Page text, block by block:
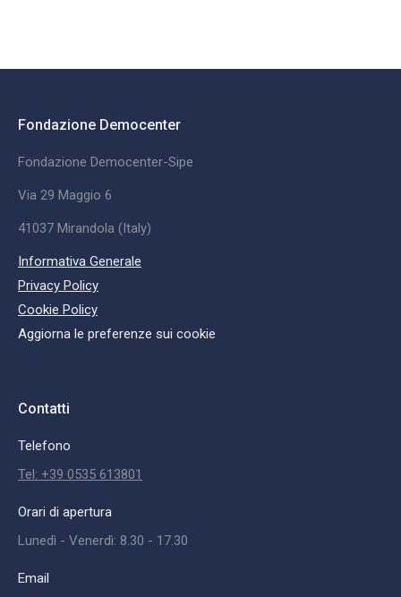
Fondazione Democenter
Fondazione Democenter-Sipe
Via 29 Maggio 6
41037 Mirandola (Italy)
Informativa Generale
Privacy Policy
Cookie Policy
Aggiorna le preferenze sui cookie
Contatti
Telefono
Tel: +39 0535 613801
Orari di apertura
Lunedì - Venerdì: 8.30 - 17.30
Email